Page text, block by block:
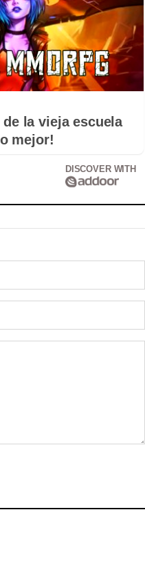
de la vieja escuela
mejor!
DISCOVER WITH